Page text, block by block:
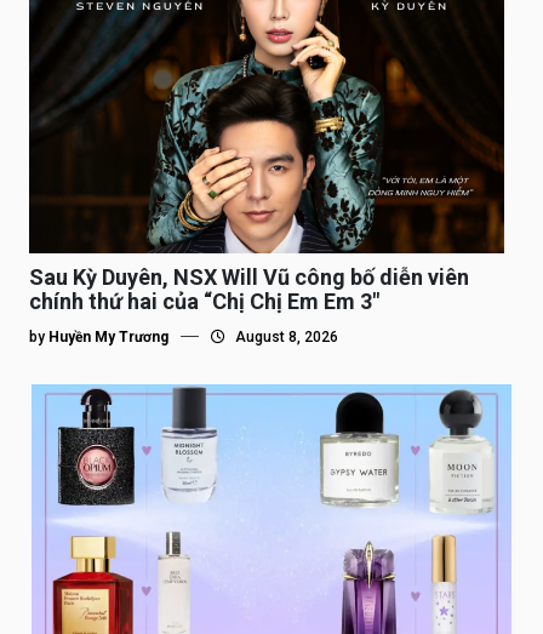
Sau Kỳ Duyên, NSX Will Vũ công bố diễn viên
chính thứ hai của “Chị Chị Em Em 3″
by Huyền My Trương August 8, 2026